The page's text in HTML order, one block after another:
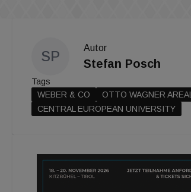
SP
Autor
Stefan Posch
Tags
WEBER & CO
OTTO WAGNER AREAL
CENTRAL EUROPEAN UNIVERSITY